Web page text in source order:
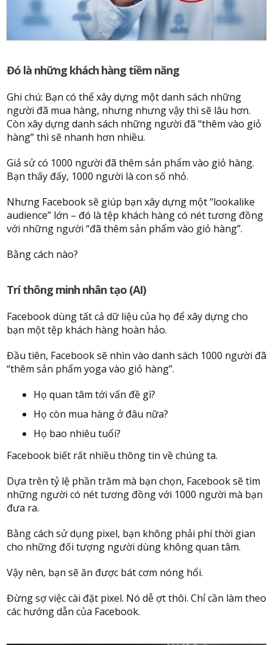
Đó là những khách hàng tiềm năng
Ghi chú: Bạn có thể xây dựng một danh sách những
người đã mua hàng, nhưng nhưng vậy thì sẽ lâu hơn.
Còn xây dựng danh sách những người đã “thêm vào giỏ
hàng” thì sẽ nhanh hơn nhiều.
Giả sử có 1000 người đã thêm sản phẩm vào giỏ hàng.
Bạn thấy đấy, 1000 người là con số nhỏ.
Nhưng Facebook sẽ giúp bạn xây dựng một “lookalike
audience” lớn – đó là tệp khách hàng có nét tương đồng
với những người “đã thêm sản phẩm vào giỏ hàng”.
Bằng cách nào?
Trí thông minh nhân tạo (AI)
Facebook dùng tất cả dữ liệu của họ để xây dựng cho
bạn một tệp khách hàng hoàn hảo.
Đầu tiên, Facebook sẽ nhìn vào danh sách 1000 người đã
“thêm sản phẩm yoga vào giỏ hàng”.
Họ quan tâm tới vấn đề gì?
Họ còn mua hàng ở đâu nữa?
Họ bao nhiêu tuổi?
Facebook biết rất nhiều thông tin về chúng ta.
Dựa trên tỷ lệ phần trăm mà bạn chọn, Facebook sẽ tìm
những người có nét tương đồng với 1000 người mà bạn
đưa ra.
Bằng cách sử dụng pixel, bạn không phải phí thời gian
cho những đối tượng người dùng không quan tâm.
Vậy nên, bạn sẽ ăn được bát cơm nóng hổi.
Đừng sợ việc cài đặt pixel. Nó dễ ợt thôi. Chỉ cần làm theo
các hướng dẫn của Facebook.